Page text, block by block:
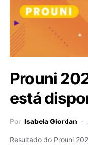
Prouni
está
Por Isabela Giordan
Resultado do Prouni